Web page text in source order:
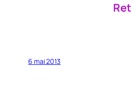
6 mai 2013